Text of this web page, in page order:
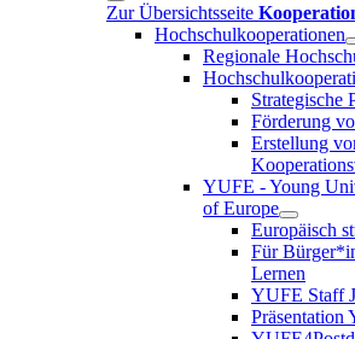
Zur Übersichtsseite
Hochschulkooperationen
Regionale
Strategische
Förderung
Erstellung
YUFE - Young
of Europe
Europäisch
Für
Lernen
YUFE Staff
Präsentation